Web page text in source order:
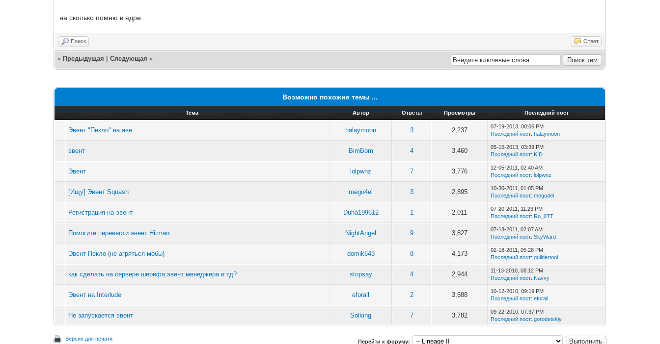
на сколько помню в ядре.
Поиск Ответ
« Предыдущая |Следующая»
Возможно похожие темы ...
Тема Автор Ответы Просмотры Последний пост
Эвент "Пекло" на яве halaymoon 3 2,237
07-19-2013, 08:06 PM
Последний пост:halaymoon
эвент BimBom 4 3,460
05-15-2013, 03:39 PM
Последний пост: KID
Эвент lolpwnz 7 3,776
12-05-2011, 02:40 AM
Последний пост:lolpwnz
[Ищу] Эвент Squash mego4el 3 2,895
10-30-2011, 01:05 PM
Последний пост:mego4el
Регистрация на эвент Duha199612 1 2,011
07-20-2011, 11:23 PM
Последний пост: Ro_0TT
Помогите перевести эвент Hitman NightAngel 9 3,827
07-18-2011, 02:07 AM
Последний пост:SkyWard
Эвент Пекло (не агряться мобы) domik643 8 4,173
02-18-2011, 05:28 PM
Последний пост:guildertool
как сделать на сервере шерифа,эвент менеджера и тд? stopsay 4 2,944
11-13-2010, 08:12 PM
Последний пост: Navvy
Эвент на Interlude eforall 2 3,688
10-12-2010, 09:19 PM
Последний пост:eforall
Не запускается эвент Solking 7 3,782
09-22-2010, 07:37 PM
Последний пост:gorodetskiy
Версия для печати Перейти к форуму: